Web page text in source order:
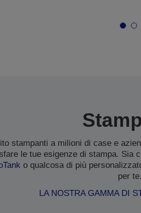
stampanti a milioni di case e
le tue esigenze di stampa. Sia
o qualcosa di più
per te.
LA NOSTRA GAMMA DI